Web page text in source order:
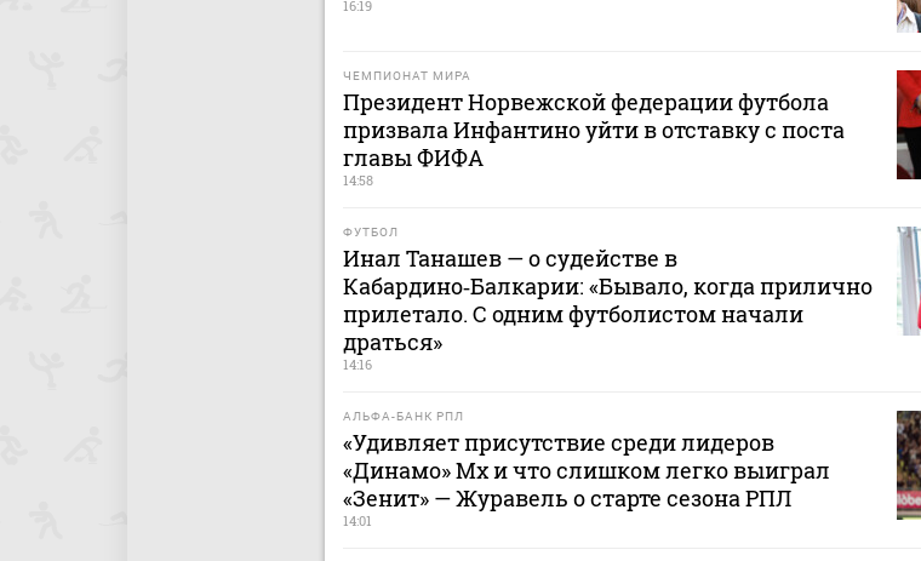
16:19
ЧЕМПИОНАТ МИРА
Президент Норвежской федерации футбола
призвала Инфантино уйти в отставку с поста
главы ФИФА
14:58
ФУТБОЛ
Инал Танашев — о судействе в
Кабардино‑Балкарии: «Бывало, когда прилично
прилетало. С одним футболистом начали
драться»
14:16
АЛЬФА-БАНК РПЛ
«Удивляет присутствие среди лидеров
«Динамо» Мх и что слишком легко выиграл
«Зенит» — Журавель о старте сезона РПЛ
14:01